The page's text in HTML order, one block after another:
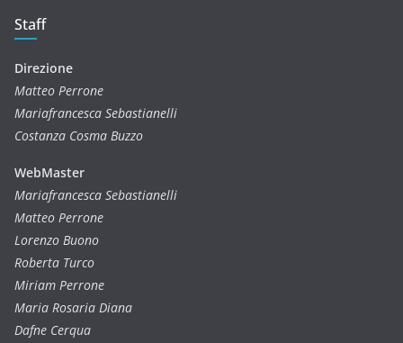
Staff
Direzione
Matteo Perrone
Mariafrancesca Sebastianelli
Costanza Cosma Buzzo
WebMaster
Mariafrancesca Sebastianelli
Matteo Perrone
Lorenzo Buono
Roberta Turco
Miriam Perrone
Maria Rosaria Diana
Dafne Cerqua